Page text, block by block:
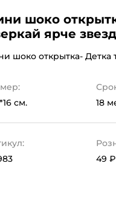
шоко
ярче
шоко открытка- Детка
см.
18
49 ₽